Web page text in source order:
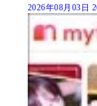
2026年08月03日